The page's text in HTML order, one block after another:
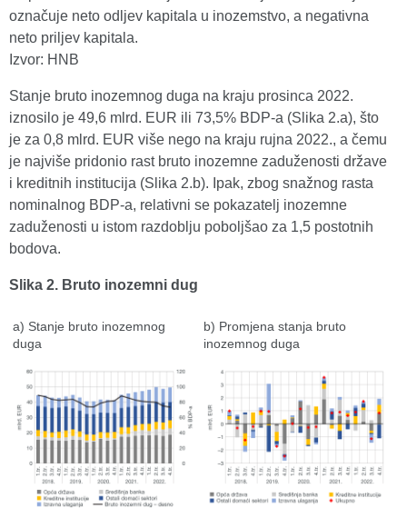
označuje neto odljev kapitala u inozemstvo, a negativna
neto priljev kapitala.
Izvor: HNB
Stanje bruto inozemnog duga na kraju prosinca 2022.
iznosilo je 49,6 mlrd. EUR ili 73,5% BDP-a (Slika 2.a), što
je za 0,8 mlrd. EUR više nego na kraju rujna 2022., a čemu
je najviše pridonio rast bruto inozemne zaduženosti države
i kreditnih institucija (Slika 2.b). Ipak, zbog snažnog rasta
nominalnog BDP-a, relativni se pokazatelj inozemne
zaduženosti u istom razdoblju poboljšao za 1,5 postotnih
bodova.
Slika 2. Bruto inozemni dug
a) Stanje bruto inozemnog
duga
b) Promjena stanja bruto
inozemnog duga